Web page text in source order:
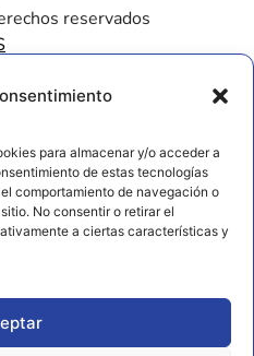
para almacenar y/o acceder a
de estas tecnologías
comportamiento de navegación o
No consentir o retirar el
a ciertas características y
reservados